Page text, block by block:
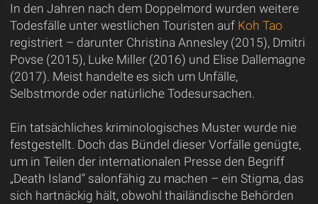
In den Jahren nach dem Doppelmord wurden weitere
Todesfälle unter westlichen Touristen auf Koh Tao
registriert – darunter Christina Annesley (2015), Dmitri
Povse (2015), Luke Miller (2016) und Elise Dallemagne
(2017). Meist handelte es sich um Unfälle,
Selbstmorde oder natürliche Todesursachen.
Ein tatsächliches kriminologisches Muster wurde nie
festgestellt. Doch das Bündel dieser Vorfälle genügte,
um in Teilen der internationalen Presse den Begriff
„Death Island“ salonfähig zu machen – ein Stigma, das
sich hartnäckig hält, obwohl thailändische Behörden